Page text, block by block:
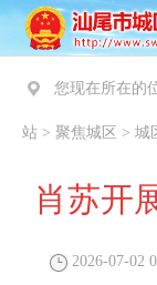
您现在所在的
站 > 聚焦城区 > 城
肖苏开
2026-07-02